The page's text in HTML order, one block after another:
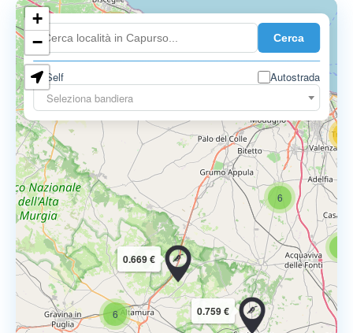
Cerca
Self
Autostrada
Seleziona bandiera
4
6
6
0.759 €
0.669 €
+
−